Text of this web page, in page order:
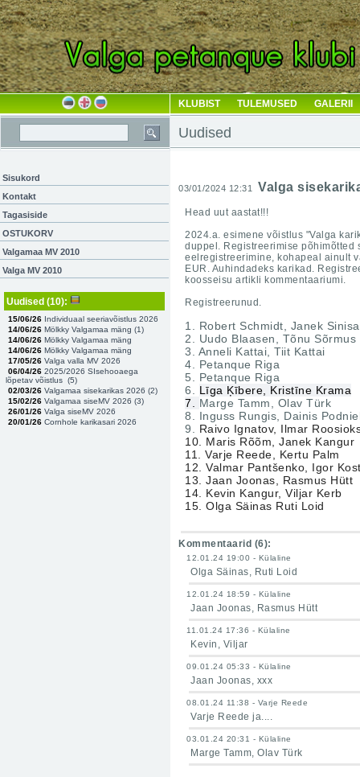
KLUBIST TULEMUSED GALERII
Uudised
Sisukord
Kontakt
Tagasiside
OSTUKORV
Valgamaa MV 2010
Valga MV 2010
Uudised (10):
15/06/26 Individuaal seeriavõistlus 2026
14/06/26 Mölkky Valgamaa mäng (1)
14/06/26 Mölkky Valgamaa mäng
14/06/26 Mölkky Valgamaa mäng
17/05/26 Valga valla MV 2026
06/04/26 2025/2026 SIsehooaega
lõpetav võistlus (5)
02/03/26 Valgamaa sisekarikas 2026 (2)
15/02/26 Valgamaa siseMV 2026 (3)
26/01/26 Valga siseMV 2026
20/01/26 Cornhole karikasari 2026
03/01/2024 12:31 Valga
Head uut aastat!!!
2024.a. esimene võistlus "Valga
duppel. Registreerimise
eelregistreerimine, kohapeal ainult
EUR. Auhindadeks karikad.
koosseisu artikli kommentaariumi.
Registreerunud.
1. Robert Schmidt, Janek
2. Uudo Blaasen, Tõnu Sõrmus
3. Anneli Kattai, Tiit Kattai
4. Petanque Riga
5. Petanque Riga
6. Līga Ķībere, Kristīne Krama
7. Marge Tamm, Olav Türk
8. Inguss Rungis, Dainis
9. Raivo Ignatov, Ilmar
10. Maris Rõõm, Janek Kangur
11. Varje Reede, Kertu Palm
12. Valmar Pantšenko, Igor
13. Jaan Joonas, Rasmus Hütt
14. Kevin Kangur, Viljar Kerb
15. Olga Säinas Ruti Loid
Kommentaarid (6):
12.01.24 19:00 - Külaline
Olga Säinas, Ruti Loid
12.01.24 18:59 - Külaline
Jaan Joonas, Rasmus Hütt
11.01.24 17:36 - Külaline
Kevin, Viljar
09.01.24 05:33 - Külaline
Jaan Joonas, xxx
08.01.24 11:38 - Varje Reede
Varje Reede ja....
03.01.24 20:31 - Külaline
Marge Tamm, Olav Türk